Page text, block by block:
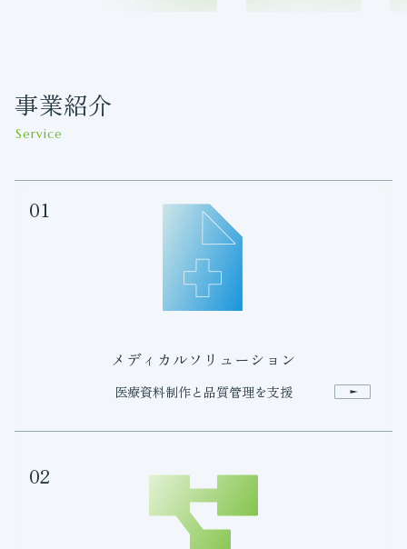
事業紹介
Service
01
メディカルソリューション
医療資料制作と品質管理を支援
02